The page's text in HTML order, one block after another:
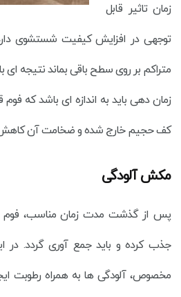
زمان تاثیر قابل
توجهی در افزایش کیفیت شستشوی
متراکم بر روی سطح باقی بماند نتیجه
زمان دهی باید به اندازه ای باشد که
کف حجیم خارج شده و ضخامت آن کاهش
مکش آلودگی
پس از گذشت مدت زمان مناسب، فوم
جذب کرده و باید جمع آوری گردد. در
مخصوص، آلودگی ها به همراه رطوبت